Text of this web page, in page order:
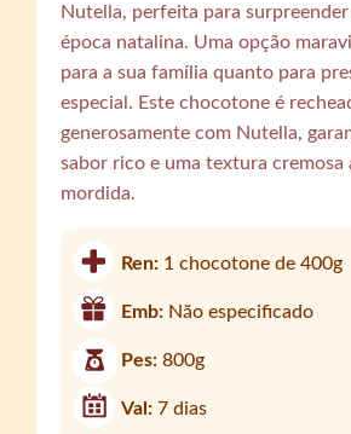
Nutella, perfeita para
época natalina. Uma opção
para a sua família quanto para
especial. Este chocotone é
generosamente com Nutella,
sabor rico e uma textura cremosa
mordida.
Ren: 1 chocotone de 400g
Emb: Não especificado
Pes:800g
Val:7 dias